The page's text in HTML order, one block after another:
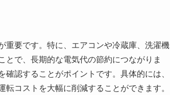
重要です。特に、エアコンや冷蔵庫、洗濯機
で、長期的な電気代の節約につながりま
認することがポイントです。具体的には、
コストを大幅に削減することができます。